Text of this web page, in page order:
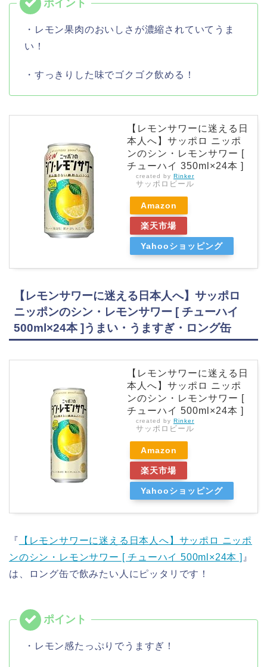
・レモン果肉のおいしさが濃縮されていてうま
い！
・すっきりした味でゴクゴク飲める！
【レモンサワーに迷える日
本人へ】サッポロ ニッポ
ンのシン・レモンサワー [
チューハイ 350ml×24本 ]
created by Rinker
サッポロビール
Amazon
楽天市場
Yahooショッピング
【レモンサワーに迷える日本人へ】サッポロ
ニッポンのシン・レモンサワー [ チューハイ
500ml×24本 ]うまい・うますぎ・ロング缶
【レモンサワーに迷える日
本人へ】サッポロ ニッポ
ンのシン・レモンサワー [
チューハイ 500ml×24本 ]
created by Rinker
サッポロビール
Amazon
楽天市場
Yahooショッピング
『
【レモンサワーに迷える日本人へ】サッポロ ニッポ
ンのシン・レモンサワー [ チューハイ 500ml×24本 ] 』
は、ロング缶で飲みたい人にピッタリです！
・レモン感たっぷりでうますぎ！